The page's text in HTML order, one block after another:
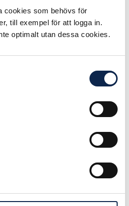
cookies som behövs för
till exempel för att logga in.
optimalt utan dessa cookies.
har under
insyn och